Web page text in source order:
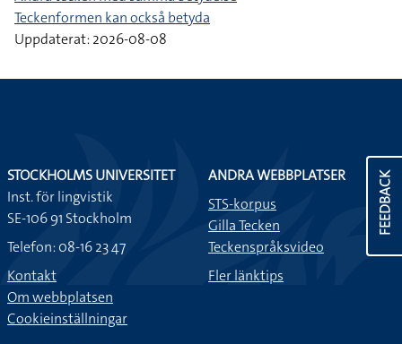
Teckenformen kan också betyda
Uppdaterat: 2026-08-08
FEEDBACK
STOCKHOLMS UNIVERSITET
Inst. för lingvistik
SE-106 91 Stockholm
Telefon: 08-16 23 47
Kontakt
Om webbplatsen
Cookieinställningar
ANDRA WEBBPLATSER
STS-korpus
Gilla Tecken
Teckenspråksvideo
Fler länktips